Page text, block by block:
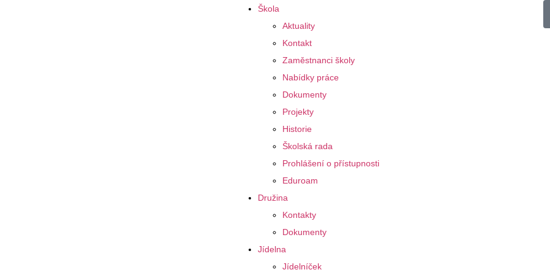
Škola
Aktuality
Kontakt
Zaměstnanci školy
Nabídky práce
Dokumenty
Projekty
Historie
Školská rada
Prohlášení o přístupnosti
Eduroam
Družina
Kontakty
Dokumenty
Jídelna
Jídelníček